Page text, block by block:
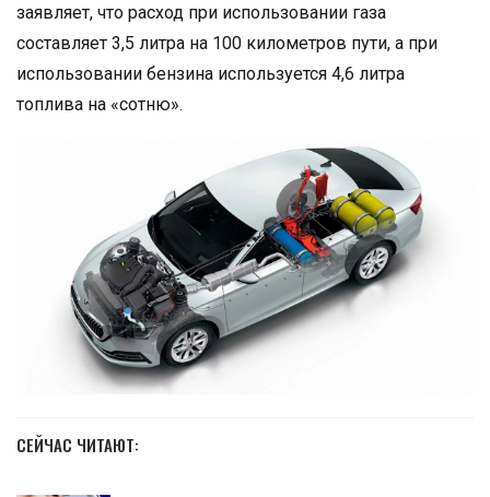
заявляет, что расход при использовании газа
составляет 3,5 литра на 100 километров пути, а при
использовании бензина используется 4,6 литра
топлива на «сотню».
СЕЙЧАС ЧИТАЮТ: